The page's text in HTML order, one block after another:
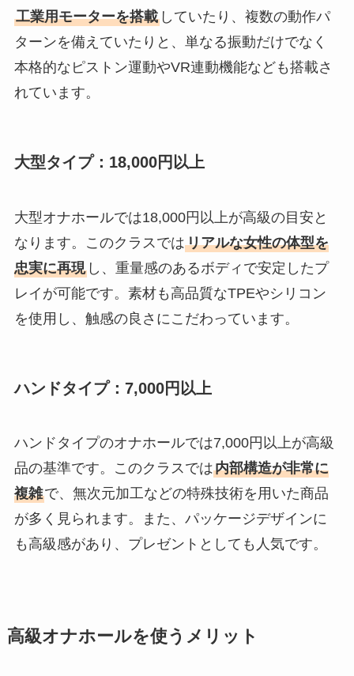
工業用モーターを搭載していたり、複数の動作パ
ターンを備えていたりと、単なる振動だけでなく
本格的なピストン運動やVR連動機能なども搭載さ
れています。
大型タイプ：18,000円以上
大型オナホールでは18,000円以上が高級の目安と
なります。このクラスではリアルな女性の体型を
忠実に再現し、重量感のあるボディで安定したプ
レイが可能です。素材も高品質なTPEやシリコン
を使用し、触感の良さにこだわっています。
ハンドタイプ：7,000円以上
ハンドタイプのオナホールでは7,000円以上が高級
品の基準です。このクラスでは内部構造が非常に
複雑で、無次元加工などの特殊技術を用いた商品
が多く見られます。また、パッケージデザインに
も高級感があり、プレゼントとしても人気です。
高級オナホールを使うメリット